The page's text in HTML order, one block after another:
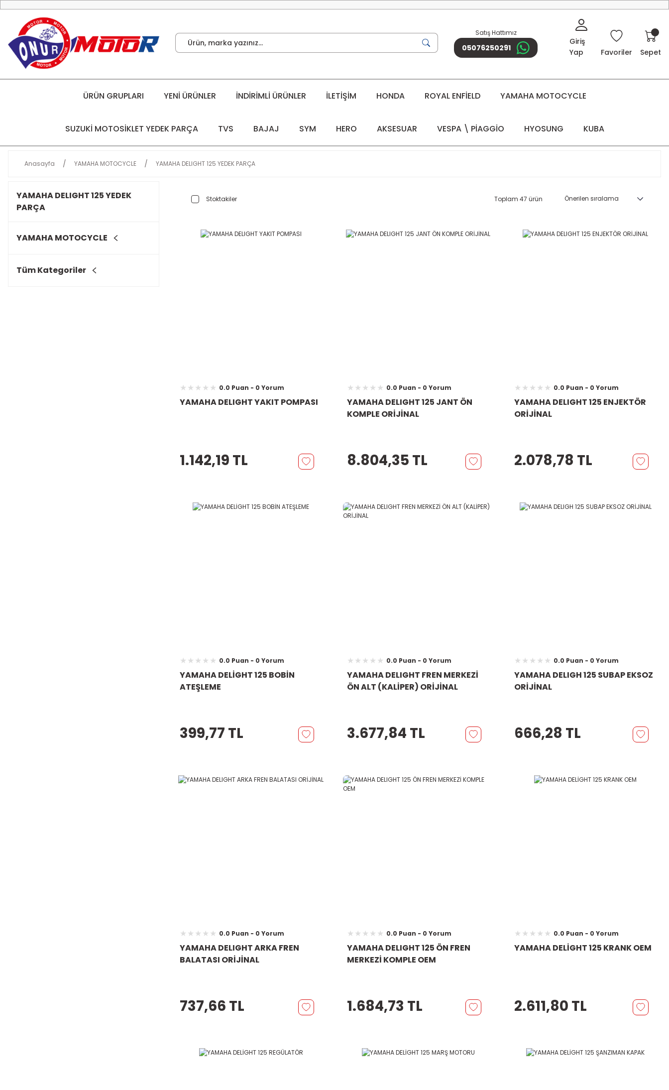
Satış Hattımız
05076250291
Giriş
Yap
Favoriler Sepet
ÜRÜN GRUPLARI YENİ ÜRÜNLER İNDİRİMLİ ÜRÜNLER İLETİŞİM HONDA ROYAL ENFİELD YAMAHA MOTOCYCLE
SUZUKİ MOTOSİKLET YEDEK PARÇA TVS BAJAJ SYM HERO AKSESUAR VESPA \ PİAGGİO HYOSUNG KUBA
Anasayfa YAMAHA MOTOCYCLE YAMAHA DELIGHT 125 YEDEK PARÇA
YAMAHA DELIGHT 125 YEDEK
PARÇA
YAMAHA MOTOCYCLE
Tüm Kategoriler
Stoktakiler Toplam 47 ürün
0.0 Puan - 0 Yorum
YAMAHA DELIGHT YAKIT POMPASI
1.142,19 TL
0.0 Puan - 0 Yorum
YAMAHA DELIGHT 125 JANT ÖN
KOMPLE ORİJİNAL
8.804,35 TL
0.0 Puan - 0 Yorum
YAMAHA DELIGHT 125 ENJEKTÖR
ORİJİNAL
2.078,78 TL
0.0 Puan - 0 Yorum
YAMAHA DELİGHT 125 BOBİN
ATEŞLEME
399,77 TL
0.0 Puan - 0 Yorum
YAMAHA DELIGHT FREN MERKEZİ
ÖN ALT (KALİPER) ORİJİNAL
3.677,84 TL
0.0 Puan - 0 Yorum
YAMAHA DELIGH 125 SUBAP EKSOZ
ORİJİNAL
666,28 TL
0.0 Puan - 0 Yorum
YAMAHA DELIGHT ARKA FREN
BALATASI ORİJİNAL
737,66 TL
0.0 Puan - 0 Yorum
YAMAHA DELIGHT 125 ÖN FREN
MERKEZİ KOMPLE OEM
1.684,73 TL
0.0 Puan - 0 Yorum
YAMAHA DELİGHT 125 KRANK OEM
2.611,80 TL